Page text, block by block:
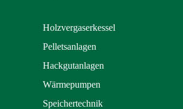
Holzvergaserkessel
Pelletsanlagen
Hackgutanlagen
Wärmepumpen
Speichertechnik